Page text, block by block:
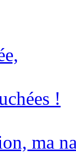
!
ma